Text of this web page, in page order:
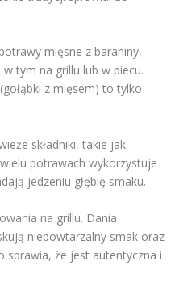
mięsne z baraniny,
tym na grillu lub w piecu.
(gołąbki z mięsem) to tylko
składniki, takie jak
potrawach wykorzystuje
jedzeniu głębię smaku.
na grillu. Dania
niepowtarzalny smak oraz
sprawia, że jest autentyczna i